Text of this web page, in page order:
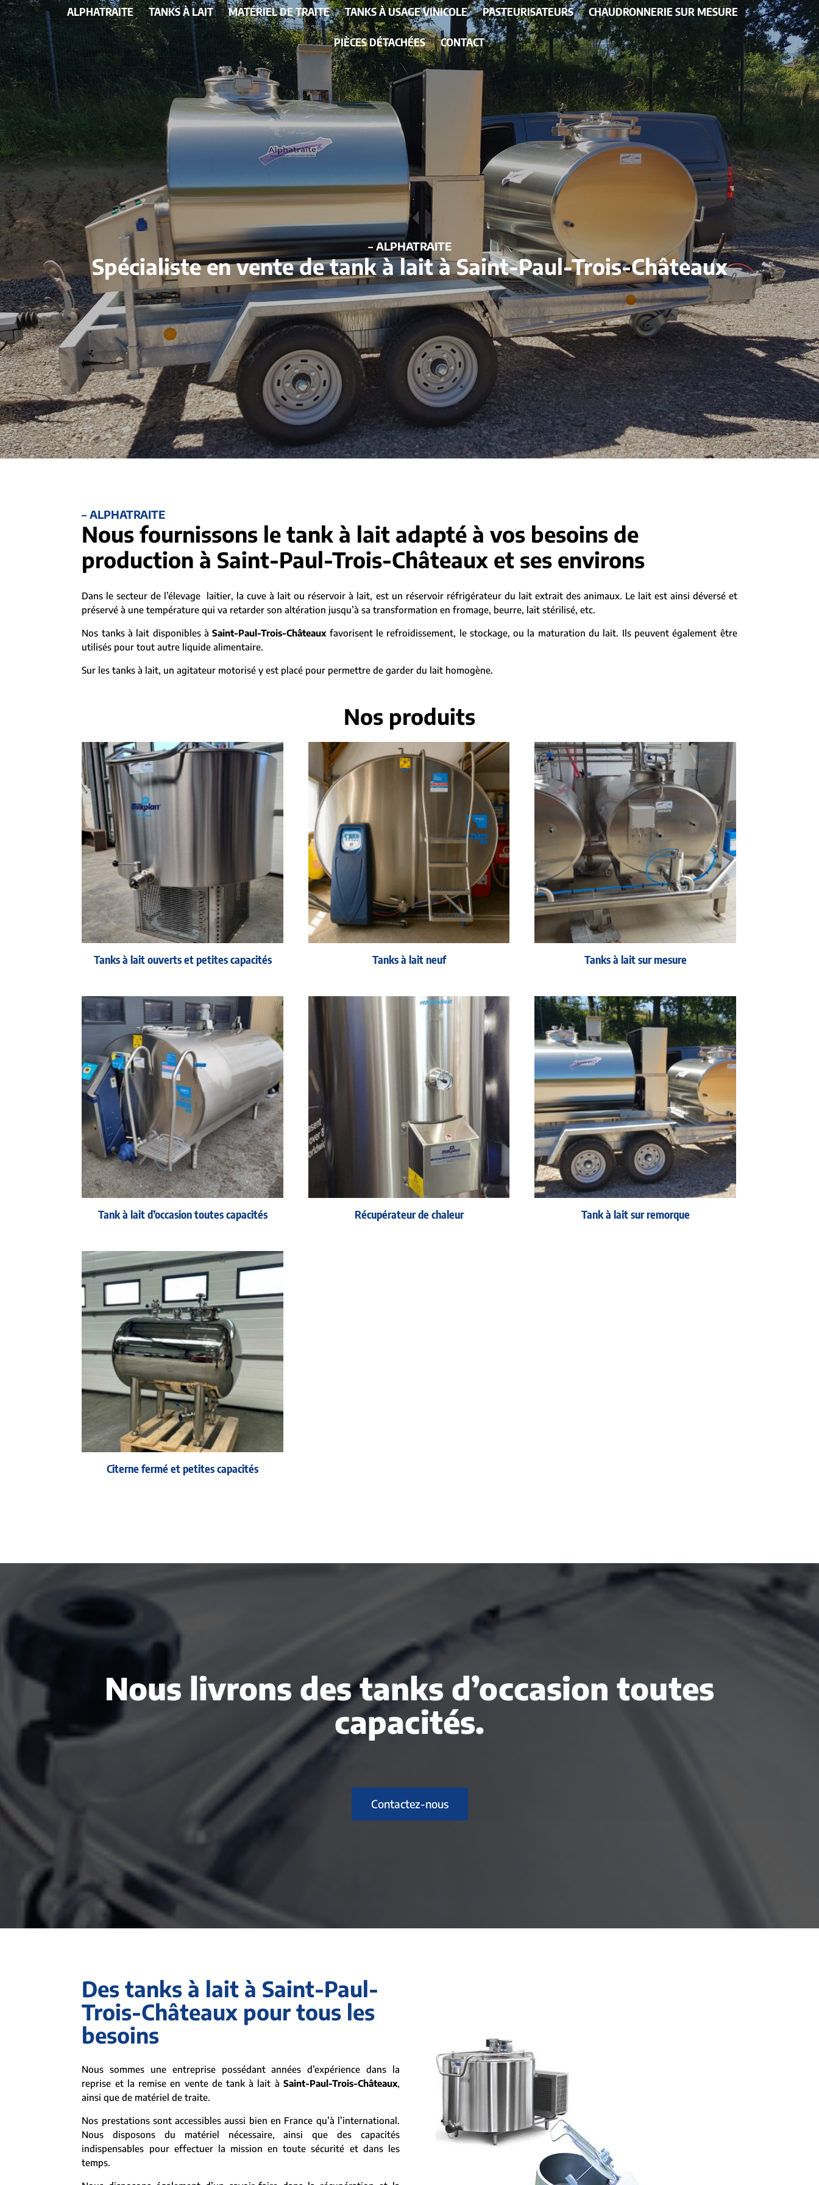
ALPHATRAITE TANKS À LAIT MATÉRIEL DE TRAITE TANKS À USAGE VINICOLE PASTEURISATEURS CHAUDRONNERIE SUR MESURE
PIÈCES DÉTACHÉES CONTACT
– ALPHATRAITE
Spécialiste en vente de tank à lait à Saint-Paul-Trois-Châteaux
– ALPHATRAITE
Nous fournissons le tank à lait adapté à vos besoins de
production à Saint-Paul-Trois-Châteaux et ses environs
Dans le secteur de l’élevage laitier, la cuve à lait ou réservoir à lait, est un réservoir réfrigérateur du lait extrait des animaux. Le lait est ainsi déversé et
préservé à une température qui va retarder son altération jusqu’à sa transformation en fromage, beurre, lait stérilisé, etc.
Nos tanks à lait disponibles àSaint-Paul-Trois-Châteaux favorisent le refroidissement, le stockage, ou la maturation du lait. Ils peuvent également être
utilisés pour tout autre liquide alimentaire.
Sur les tanks à lait, un agitateur motorisé y est placé pour permettre de garder du lait homogène.
Nos produits
Tanks à lait ouverts et petites capacités Tanks à lait neuf Tanks à lait sur mesure
Tank à lait d’occasion toutes capacités Récupérateur de chaleur Tank à lait sur remorque
Citerne fermé et petites capacités
Nous livrons des tanks d’occasion toutes
capacités.
Contactez-nous
Des tanks à lait à Saint-Paul-
Trois-Châteaux pour tous les
besoins
Nous sommes une entreprise possédant années d’expérience dans la
reprise et la remise en vente de tank à lait à Saint-Paul-Trois-Châteaux,
ainsi que de matériel de traite.
Nos prestations sont accessibles aussi bien en France qu’à l’international.
Nous disposons du matériel nécessaire, ainsi que des capacités
indispensables pour effectuer la mission en toute sécurité et dans les
temps.